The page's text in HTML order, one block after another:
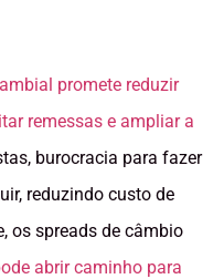
promete reduzir
remessas e ampliar a
burocracia para fazer
reduzindo custo de
os spreads de câmbio
abrir caminho para